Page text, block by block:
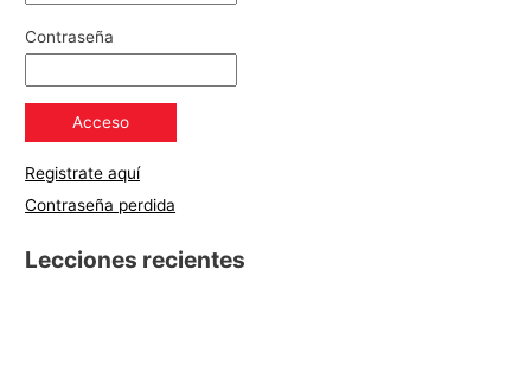
Contraseña
Registrate aquí
Contraseña perdida
Lecciones recientes